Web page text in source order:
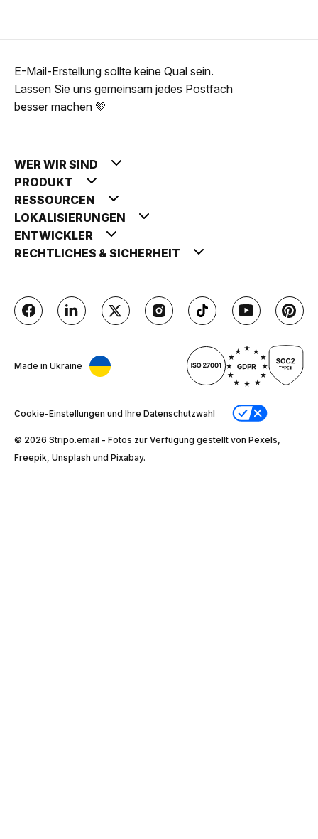
E-Mail-Erstellung sollte keine Qual sein.
Lassen Sie uns gemeinsam jedes Postfach
besser machen 💚
WER WIR SIND
PRODUKT
RESSOURCEN
LOKALISIERUNGEN
ENTWICKLER
RECHTLICHES & SICHERHEIT
Made in Ukraine
Cookie-Einstellungen und Ihre Datenschutzwahl
© 2026 Stripо.email - Fotos zur Verfügung gestellt von Pexels,
Freepik, Unsplash und Pixabay.